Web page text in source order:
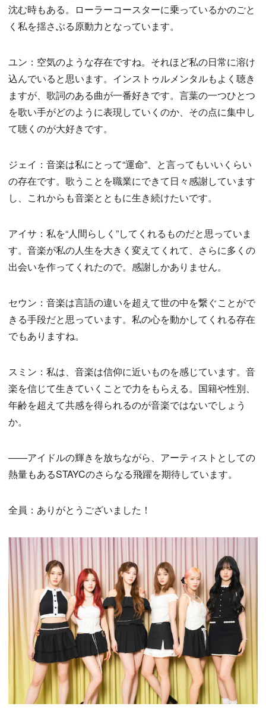
沈む時もある。ローラーコースターに乗っているかのごと
く私を揺さぶる原動力となっています。
ユン：空気のような存在ですね。それほど私の日常に溶け
込んでいると思います。インストゥルメンタルもよく聴き
ますが、歌詞のある曲が一番好きです。言葉の一つひとつ
を歌い手がどのように表現していくのか、その点に集中し
て聴くのが大好きです。
ジェイ：音楽は私にとって“運命”、と言ってもいいくらい
の存在です。歌うことを職業にできて日々感謝しています
し、これからも音楽とともに生き続けたいです。
アイサ：私を“人間らしく”してくれるものだと思っていま
す。音楽が私の人生を大きく変えてくれて、さらに多くの
出会いを作ってくれたので。感謝しかありません。
セウン：音楽は言語の違いを超えて世の中を繋ぐことがで
きる手段だと思っています。私の心を動かしてくれる存在
でもありますね。
スミン：私は、音楽は信仰に近いものを感じています。音
楽を信じて生きていくことで力をもらえる。国籍や性別、
年齢を超えて共感を得られるのが音楽ではないでしょう
か。
——アイドルの輝きを放ちながら、アーティストとしての
熱量もあるSTAYCのさらなる飛躍を期待しています。
全員：ありがとうございました！